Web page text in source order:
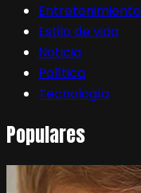
Entretenimiento
Estilo de vida
Noticia
Política
Tecnología
Populares